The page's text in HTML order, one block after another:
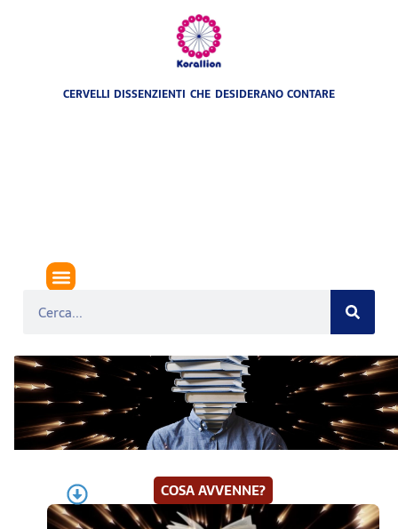
CERVELLI DISSENZIENTI CHE DESIDERANO CONTARE
COSA AVVENNE?